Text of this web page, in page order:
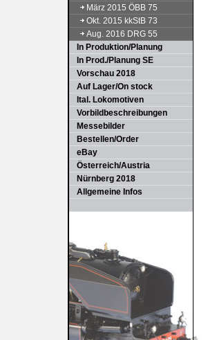
März 2015 ÖBB 75
Okt. 2015 kkStB 73
Aug. 2016 DRG 55
In Produktion/Planung
In Prod./Planung SE
Vorschau 2018
Auf Lager/On stock
Ital. Lokomotiven
Vorbildbeschreibungen
Messebilder
Bestellen/Order
eBay
Österreich/Austria
Nürnberg 2018
Allgemeine Infos